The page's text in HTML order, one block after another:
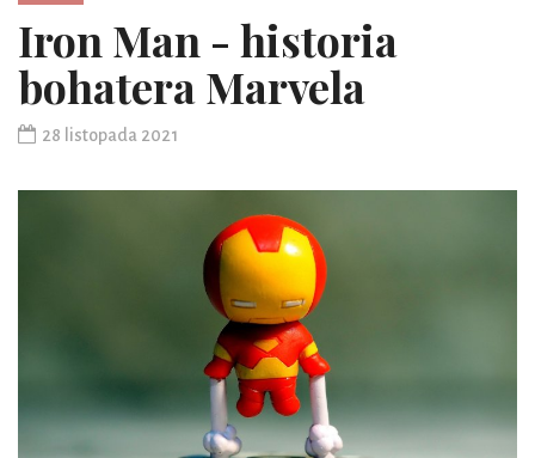
Iron Man - historia
bohatera Marvela
28 listopada 2021